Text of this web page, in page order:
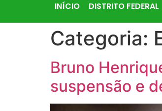
INÍCIO DISTRITO FEDERAL
Categoria:
Bruno
suspensão e